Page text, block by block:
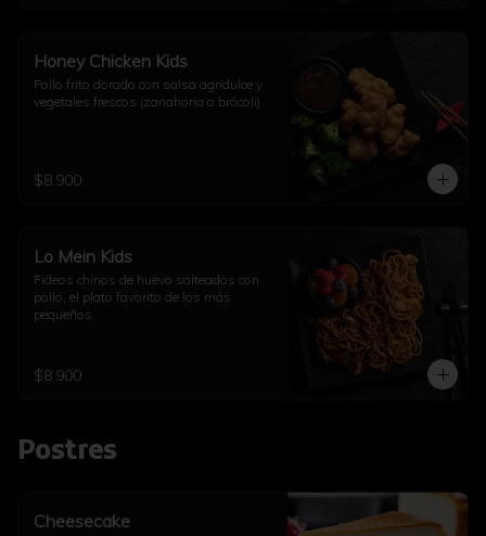
Honey Chicken Kids
Pollo frito dorado con salsa agridulce y
vegetales frescos (zanahoria o brócoli).
$8.900
Lo Mein Kids
Fideos chinos de huevo salteados con
pollo, el plato favorito de los más
pequeños.
$8.900
Postres
Cheesecake